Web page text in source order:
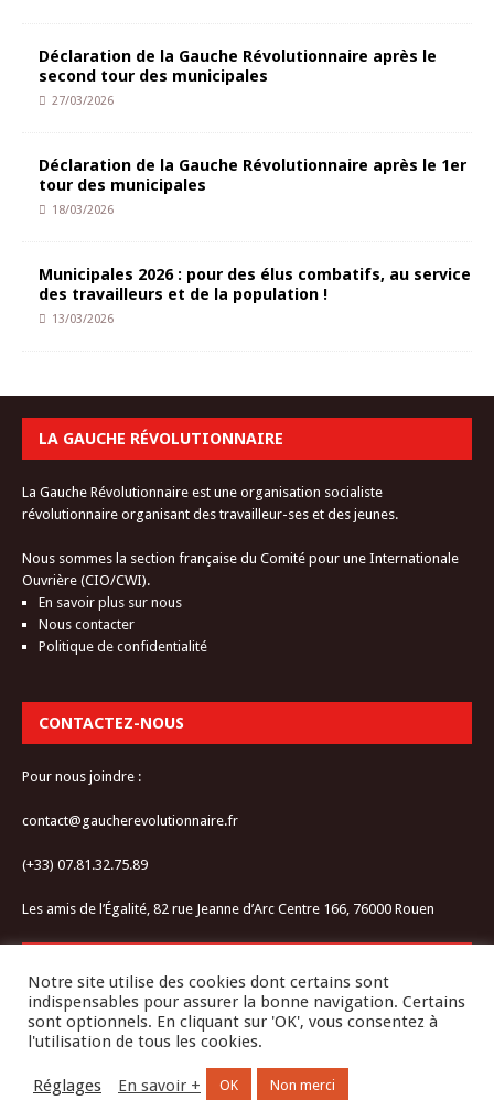
Déclaration de la Gauche Révolutionnaire après le
second tour des municipales
27/03/2026
Déclaration de la Gauche Révolutionnaire après le 1er
tour des municipales
18/03/2026
Municipales 2026 : pour des élus combatifs, au service
des travailleurs et de la population !
13/03/2026
LA GAUCHE RÉVOLUTIONNAIRE
La Gauche Révolutionnaire est une organisation socialiste
révolutionnaire organisant des travailleur-ses et des jeunes.
Nous sommes la section française du Comité pour une Internationale
Ouvrière (CIO/CWI).
En savoir plus sur nous
Nous contacter
Politique de confidentialité
CONTACTEZ-NOUS
Pour nous joindre :
contact@gaucherevolutionnaire.fr
(+33) 07.81.32.75.89
Les amis de l’Égalité, 82 rue Jeanne d’Arc Centre 166, 76000 Rouen
Notre site utilise des cookies dont certains sont
indispensables pour assurer la bonne navigation. Certains
sont optionnels. En cliquant sur 'OK', vous consentez à
l'utilisation de tous les cookies.
Réglages En savoir + OK Non merci